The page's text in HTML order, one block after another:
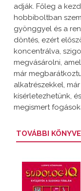
adják. Főleg a
hobbiboltban
gyönggyel és a
döntés, ezért
koncentrálva,
megvásárolni,
már
alkatrészekkel,
kísérletezhetünk,
megismert
TOVÁBBI